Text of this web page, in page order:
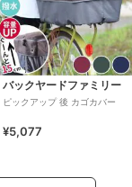
バックヤードファミリー
ピックアップ 後 カゴカバー
¥5,077